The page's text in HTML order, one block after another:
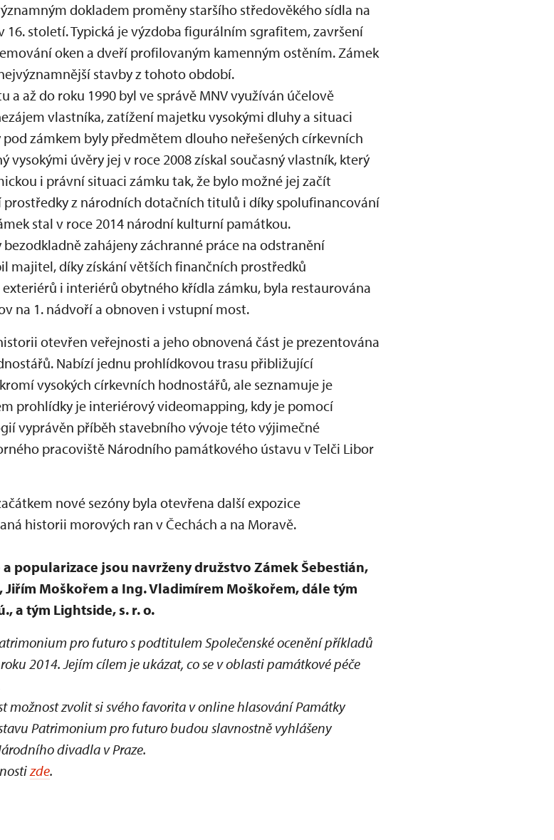
dokladem proměny staršího středověkého sídla na
16. století. Typická je výzdoba figurálním sgrafitem, završení
oken a dveří profilovaným kamenným ostěním. Zámek
stavby z tohoto období.
a až do roku 1990 byl ve správě MNV využíván účelově
vlastníka, zatížení majetku vysokými dluhy a situaci
zámkem byly předmětem dlouho neřešených církevních
vysokými úvěry jej v roce 2008 získal současný vlastník, který
i právní situaci zámku tak, že bylo možné jej začít
z národních dotačních titulů i díky spolufinancování
stal v roce 2014 národní kulturní památkou.
zahájeny záchranné práce na odstranění
majitel, díky získání větších finančních prostředků
i interiérů obytného křídla zámku, byla restaurována
na 1. nádvoří a obnoven i vstupní most.
otevřen veřejnosti a jeho obnovená část je prezentována
Nabízí jednu prohlídkovou trasu přibližující
vysokých církevních hodnostářů, ale seznamuje je
prohlídky je interiérový videomapping, kdy je pomocí
vyprávěn příběh stavebního vývoje této výjimečné
pracoviště Národního památkového ústavu v Telči Libor
nové sezóny byla otevřena další expozice
historii morových ran v Čechách a na Moravě.
popularizace jsou navrženy družstvo Zámek Šebestián,
Moškořem a Ing. Vladimírem Moškořem, dále tým
a tým Lightside, s. r. o.
pro futuro s podtitulem Společenské ocenění příkladů
2014. Jejím cílem je ukázat, co se v oblasti památkové péče
možnost zvolit si svého favorita v online hlasování Památky
Patrimonium pro futuro budou slavnostně vyhlášeny
divadla v Praze.
zde.